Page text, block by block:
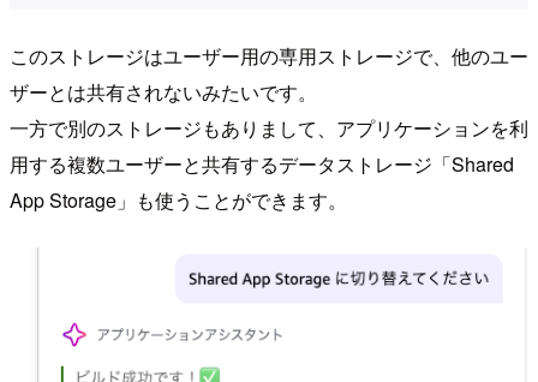
このストレージはユーザー用の専用ストレージで、他のユー
ザーとは共有されないみたいです。
一方で別のストレージもありまして、アプリケーションを利
用する複数ユーザーと共有するデータストレージ「Shared
App Storage」も使うことができます。